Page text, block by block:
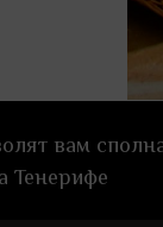
вам
Тенерифе